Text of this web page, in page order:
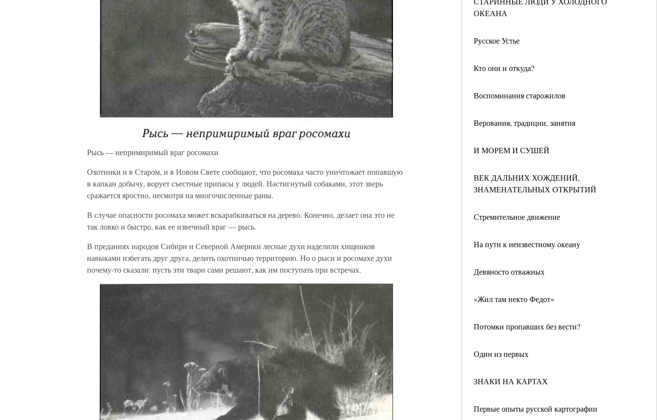
ОКЕАНА
Русское Устье
Кто они и откуда?
Воспоминания старожилов
Верования, традиции, занятия
И МОРЕМ И СУШЕЙ
ВЕК ДАЛЬНИХ ХОЖДЕНИЙ,
ЗНАМЕНАТЕЛЬНЫХ ОТКРЫТИЙ
Стремительное движение
На пути к неизвестному океану
Девяносто отважных
«Жил там некто Федот»
Потомки пропавших без вести?
Один из первых
ЗНАКИ НА КАРТАХ
Первые опыты русской картографии
Рысь — непримиримый враг росомахи
Охотники и в Старом, и в Новом Свете сообщают, что росомаха часто уничтожает попавшую
в капкан добычу, ворует съестные припасы у людей. Настигнутый собаками, этот зверь
сражается яростно, несмотря на многочисленные раны.
В случае опасности росомаха может вскарабкиваться на дерево. Конечно, делает она это не
так ловко и быстро, как ее извечный враг — рысь.
В преданиях народов Сибири и Северной Америки лесные духи наделили хищников
навыками избегать друг друга, делить охотничью территорию. Но о рыси и росомахе духи
почему-то сказали: пусть эти твари сами решают, как им поступать при встречах.